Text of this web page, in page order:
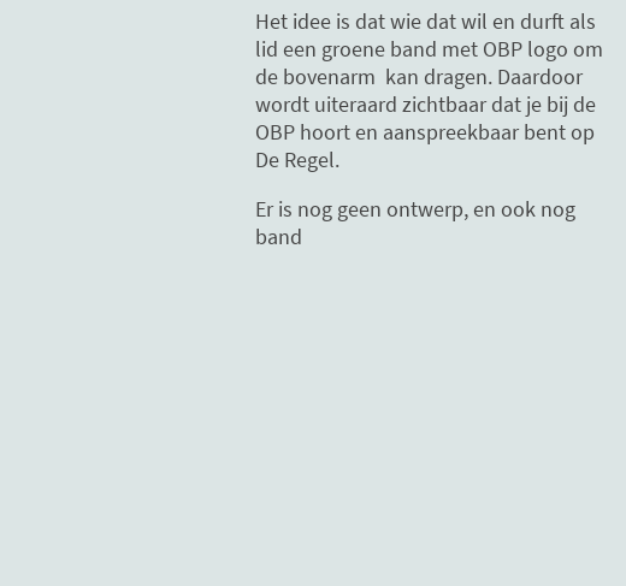
Het idee is dat wie dat wil en durft als
lid een groene band met OBP logo om
de bovenarm kan dragen. Daardoor
wordt uiteraard zichtbaar dat je bij de
OBP hoort en aanspreekbaar bent op
De Regel.
Er is nog geen ontwerp, en ook nog
band